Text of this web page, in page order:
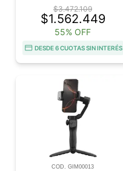
$3.472.109
$1.562.449
55% OFF
DESDE 6 CUOTAS SIN INTERÉS
COD. GIM00013